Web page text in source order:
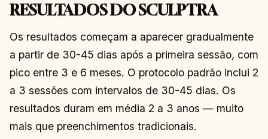
RESULTADOS DO SCULPTRA
Os resultados começam a aparecer gradualmente
a partir de 30-45 dias após a primeira sessão, com
pico entre 3 e 6 meses. O protocolo padrão inclui 2
a 3 sessões com intervalos de 30-45 dias. Os
resultados duram em média 2 a 3 anos — muito
mais que preenchimentos tradicionais.